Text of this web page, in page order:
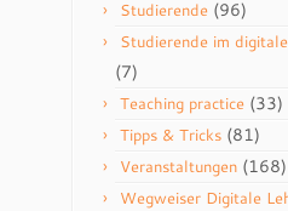
Studierende (96)
Studierende im
(7)
Teaching practice (33)
Tipps & Tricks (81)
Veranstaltungen (168)
Wegweiser Digitale